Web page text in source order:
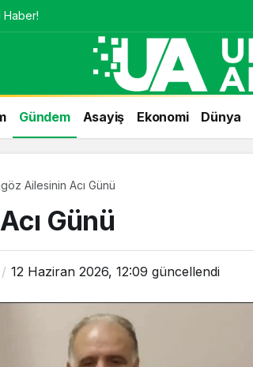
Haber!
Gündem Asayiş Ekonomi Dünya
Ailesinin Acı Günü
Günü
12 Haziran 2026, 12:09 güncellendi